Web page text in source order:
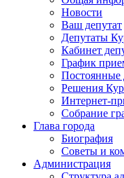
Новости
Ваш депутат
Депутаты
Кабинет
График
Постоянные
Решения
Интернет-
Собрание
Глава города
Биография
Советы и
Администрация